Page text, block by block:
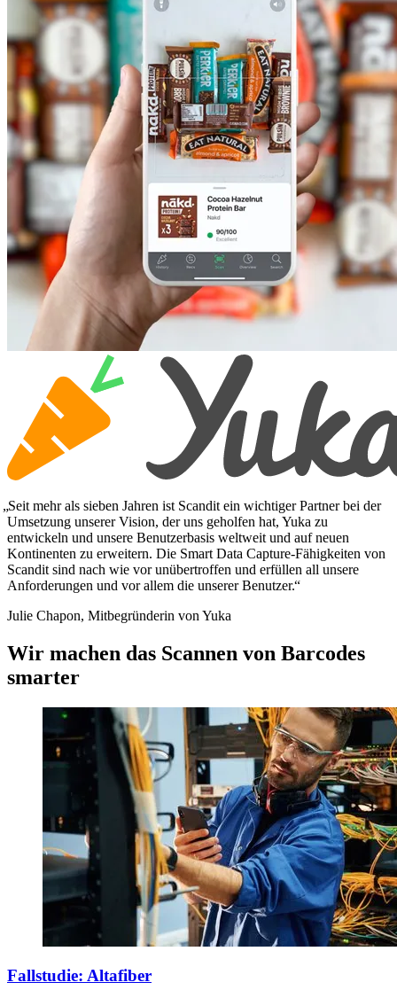
Seit mehr als sieben Jahren ist Scandit ein wichtiger Partner bei der
Umsetzung unserer Vision, der uns geholfen hat, Yuka zu
entwickeln und unsere Benutzerbasis weltweit und auf neuen
Kontinenten zu erweitern. Die Smart Data Capture-Fähigkeiten von
Scandit sind nach wie vor unübertroffen und erfüllen all unsere
Anforderungen und vor allem die unserer Benutzer.
Julie Chapon, Mitbegründerin von Yuka
Wir machen das Scannen von Barcodes
smarter
Fallstudie: Altafiber